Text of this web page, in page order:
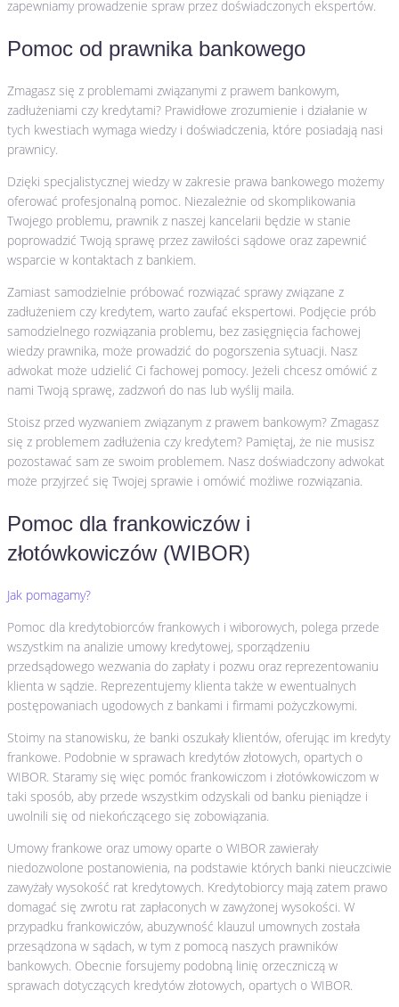
zapewniamy prowadzenie spraw przez doświadczonych ekspertów.
Pomoc od prawnika bankowego
Zmagasz się z problemami związanymi z prawem bankowym,
zadłużeniami czy kredytami? Prawidłowe zrozumienie i działanie w
tych kwestiach wymaga wiedzy i doświadczenia, które posiadają nasi
prawnicy.
Dzięki specjalistycznej wiedzy w zakresie prawa bankowego możemy
oferować profesjonalną pomoc. Niezależnie od skomplikowania
Twojego problemu, prawnik z naszej kancelarii będzie w stanie
poprowadzić Twoją sprawę przez zawiłości sądowe oraz zapewnić
wsparcie w kontaktach z bankiem.
Zamiast samodzielnie próbować rozwiązać sprawy związane z
zadłużeniem czy kredytem, warto zaufać ekspertowi. Podjęcie prób
samodzielnego rozwiązania problemu, bez zasięgnięcia fachowej
wiedzy prawnika, może prowadzić do pogorszenia sytuacji. Nasz
adwokat może udzielić Ci fachowej pomocy. Jeżeli chcesz omówić z
nami Twoją sprawę, zadzwoń do nas lub wyślij maila.
Stoisz przed wyzwaniem związanym z prawem bankowym? Zmagasz
się z problemem zadłużenia czy kredytem? Pamiętaj, że nie musisz
pozostawać sam ze swoim problemem. Nasz doświadczony adwokat
może przyjrzeć się Twojej sprawie i omówić możliwe rozwiązania.
Pomoc dla frankowiczów i
złotówkowiczów (WIBOR)
Jak pomagamy?
Pomoc dla kredytobiorców frankowych i wiborowych, polega przede
wszystkim na analizie umowy kredytowej, sporządzeniu
przedsądowego wezwania do zapłaty i pozwu oraz reprezentowaniu
klienta w sądzie. Reprezentujemy klienta także w ewentualnych
postępowaniach ugodowych z bankami i firmami pożyczkowymi.
Stoimy na stanowisku, że banki oszukały klientów, oferując im kredyty
frankowe. Podobnie w sprawach kredytów złotowych, opartych o
WIBOR. Staramy się więc pomóc frankowiczom i złotówkowiczom w
taki sposób, aby przede wszystkim odzyskali od banku pieniądze i
uwolnili się od niekończącego się zobowiązania.
Umowy frankowe oraz umowy oparte o WIBOR zawierały
niedozwolone postanowienia, na podstawie których banki nieuczciwie
zawyżały wysokość rat kredytowych. Kredytobiorcy mają zatem prawo
domagać się zwrotu rat zapłaconych w zawyżonej wysokości. W
przypadku frankowiczów, abuzywność klauzul umownych została
przesądzona w sądach, w tym z pomocą naszych prawników
bankowych. Obecnie forsujemy podobną linię orzeczniczą w
sprawach dotyczących kredytów złotowych, opartych o WIBOR.